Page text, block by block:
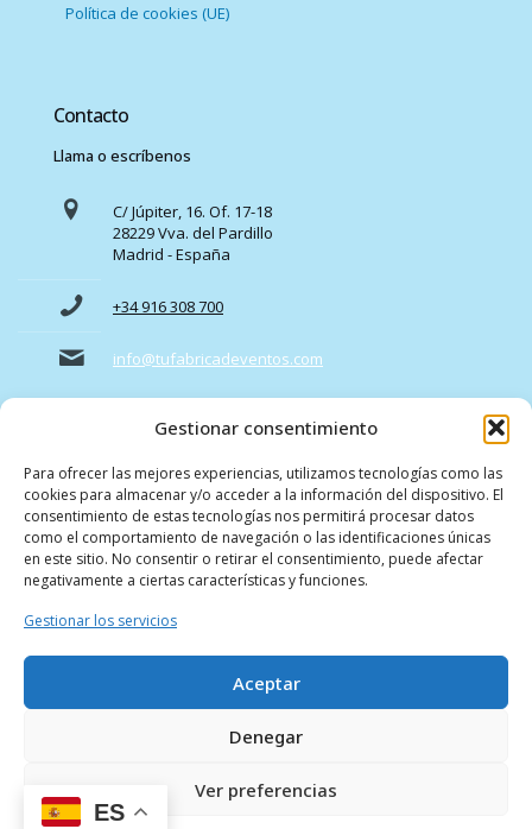
Gestionar consentimiento
Para ofrecer las mejores experiencias, utilizamos tecnologías como las
cookies para almacenar y/o acceder a la información del dispositivo. El
consentimiento de estas tecnologías nos permitirá procesar datos
como el comportamiento de navegación o las identificaciones únicas
en este sitio. No consentir o retirar el consentimiento, puede afectar
negativamente a ciertas características y funciones.
Gestionar los servicios
Aceptar
Denegar
Ver preferencias
Política de cookies (UE)
Contacto
Llama o escríbenos
C/ Júpiter, 16. Of. 17-18
28229 Vva. del Pardillo
Madrid - España
+34 916 308 700
info@tufabricadeventos.com
del mecanismo de recuperación y resiliencia.
ES